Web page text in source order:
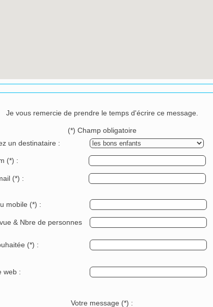
Je vous remercie de prendre le temps d'écrire ce message.
(*) Champ obligatoire
un destinataire :
(*) :
(*) :
mobile (*) :
& Nbre de personnes
(*) :
web :
Votre message (*) :